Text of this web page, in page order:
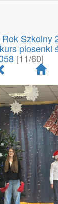
Rok Szkolny
piosenki
[11/60]